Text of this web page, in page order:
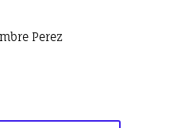
Perez